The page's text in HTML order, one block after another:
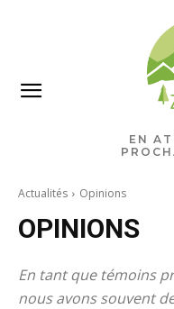
EN
Actualités Opinions
OPINIONS
En tant que témoins
nous avons souvent
Ne
de Zone.Ski, des
les alertes